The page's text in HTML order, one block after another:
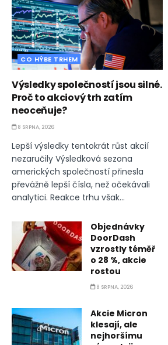
CO HÝBE TRHEM
Výsledky společností jsou silné.
Proč to akciový trh zatím
neoceňuje?
8 SRPNA, 2026
Lepší výsledky tentokrát růst akcií
nezaručily Výsledková sezona
amerických společností přinesla
převážně lepší čísla, než očekávali
analytici. Reakce trhu však...
Objednávky
DoorDash
vzrostly téměř
o 28 %, akcie
rostou
8 SRPNA, 2026
Akcie Micron
klesají, ale
nejhoršímu